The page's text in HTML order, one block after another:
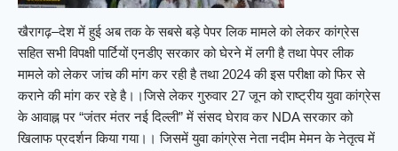
खैरागढ़–देश में हुई अब तक के सबसे बड़े पेपर लिक मामले को लेकर कांग्रेस
सहित सभी विपक्षी पार्टियों एनडीए सरकार को घेरने में लगी है तथा पेपर लीक
मामले को लेकर जांच की मांग कर रही है तथा 2024 की इस परीक्षा को फिर से
कराने की मांग कर रहे है।।जिसे लेकर गुरुवार 27 जून को राष्ट्रीय युवा कांग्रेस
के आवाह्न पर “जंतर मंतर नई दिल्ली” में संसद घेराव कर NDA सरकार को
खिलाफ प्रदर्शन किया गया।। जिसमें युवा कांग्रेस नेता नदीम मेमन के नेतृत्व में